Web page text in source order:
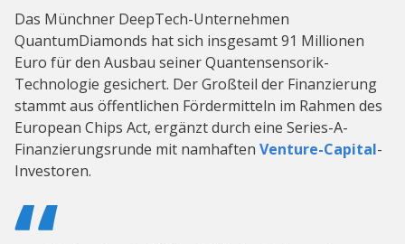
Das Münchner DeepTech-Unternehmen
QuantumDiamonds hat sich insgesamt 91 Millionen
Euro für den Ausbau seiner Quantensensorik-
Technologie gesichert. Der Großteil der Finanzierung
stammt aus öffentlichen Fördermitteln im Rahmen des
European Chips Act, ergänzt durch eine Series-A-
Finanzierungsrunde mit namhaften Venture-Capital-
Investoren.